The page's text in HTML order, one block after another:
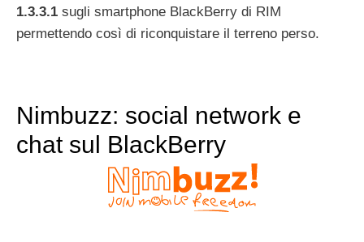
1.3.3.1 sugli smartphone BlackBerry di RIM
permettendo così di riconquistare il terreno perso.
Nimbuzz: social network e
chat sul BlackBerry